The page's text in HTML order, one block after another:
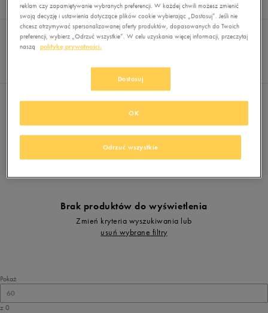
0
Wyników
Sortuj:
REKOMENDOWANE
FILTRUJ
Nie wybrano filtrów
Brak produktów do wyświetlenia
Zmień kryteria wyszukiwania lub
usuń wybrane filtry
Pokaż
60
z 0
reklam czy zapamiętywanie wybranych preferencji. W każdej chwili możesz zmienić
swoją decyzję i ustawienia dotyczące plików cookie wybierając „Dostosuj”. Jeśli nie
chcesz otrzymywać spersonalizowanej oferty produktów, dopasowanych do Twoich
preferencji, wybierz „Odrzuć wszystkie”. W celu uzyskania więcej informacji, przeczytaj
naszą
politykę prywatności.
Dostosuj
Odrzuć wszystkie
OK